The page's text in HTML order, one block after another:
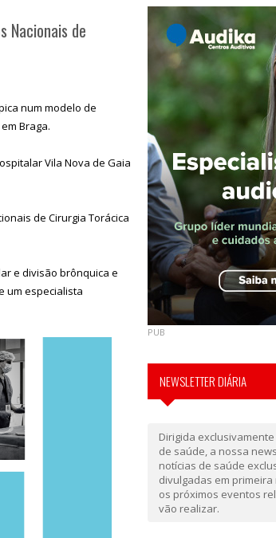
Nacionais de
num modelo de
Braga.
Vila Nova de Gaia
de Cirurgia Torácica
e divisão brônquica e
um especialista
PUB
NEWSLETTER DIÁRIA
Dirigida
de saúde, a nossa
notícias de saúde
divulgadas em primeira
os próximos eventos
vão realizar.